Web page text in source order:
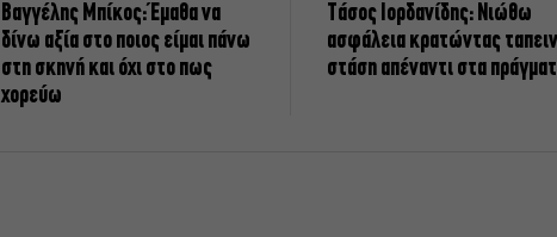
Βαγγέλης Μπίκος: Έμαθα να
δίνω αξία στο ποιος είμαι πάνω
στη σκηνή και όχι στο πως
χορεύω
Tάσος Ιορδανίδης: Νιώθω
ασφάλεια κρατώντας
στάση απέναντι στα